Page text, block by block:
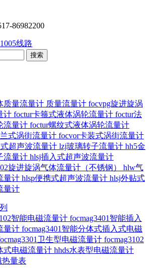
86982200
线路
质量流量计 质量流量计 focvpg旋进旋涡
计 foctur卡箍式液体涡轮流量计 foctur法
流量计 foctur螺纹式液体涡轮流量计
式涡街流量计 focvor卡装式涡街流量计
超声波流量计 lzj玻璃转子流量计 hh5金
流量计 hlsj插入式超声波流量计
旋进旋涡气体流量计（不锈钢） hlw气
量计 hlsp便携式超声波流量计 hlsj外贴式
量计
智能电磁流量计 focmag3401智能插入
量计 focmag3401智能分体式插入式电磁
卫生型电磁流量计 focmag3102
式电磁流量计 hhds水表型电磁流量计
热量表